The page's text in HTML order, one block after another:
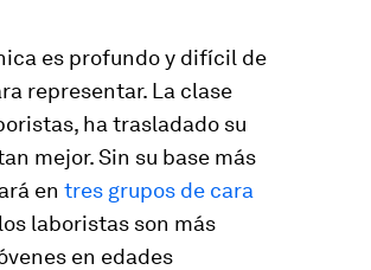
es profundo y difícil de
representar. La clase
ha trasladado su
mejor. Sin su base más
en tres grupos de cara
laboristas son más
en edades